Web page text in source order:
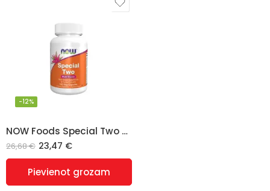
NOW Foods Special Two multivitamīni – 120 kapsulas
-12%
26,68€ 23,47 €
Pievienot grozam